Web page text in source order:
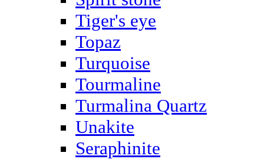
Tiger's eye
Topaz
Turquoise
Tourmaline
Turmalina Quartz
Unakite
Seraphinite